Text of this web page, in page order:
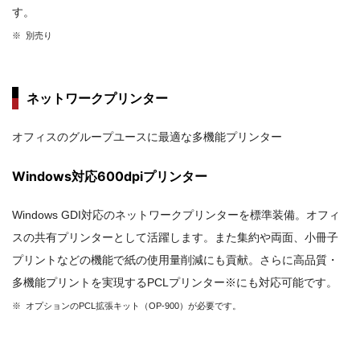
す。
※ 別売り
ネットワークプリンター
オフィスのグループユースに最適な多機能プリンター
Windows対応600dpiプリンター
Windows GDI対応のネットワークプリンターを標準装備。オフィ
スの共有プリンターとして活躍します。また集約や両面、小冊子
プリントなどの機能で紙の使用量削減にも貢献。さらに高品質・
多機能プリントを実現するPCLプリンター※にも対応可能です。
※ オプションのPCL拡張キット（OP-900）が必要です。